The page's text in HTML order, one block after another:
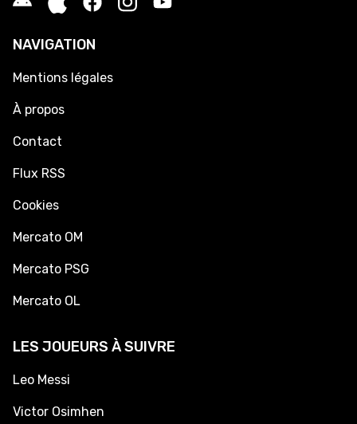
NAVIGATION
Mentions légales
À propos
Contact
Flux RSS
Cookies
Mercato OM
Mercato PSG
Mercato OL
LES JOUEURS À SUIVRE
Leo Messi
Victor Osimhen